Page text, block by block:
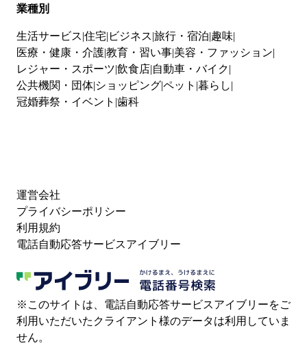
業種別
生活サービス 住宅 ビジネス 旅行・宿泊 趣味
医療・健康・介護教育・習い事 美容・ファッション
レジャー・スポーツ 飲食店 自動車・バイク
公共機関・団体 ショッピングペット 暮らし
冠婚葬祭・イベント 歯科
運営会社
プライバシーポリシー
利用規約
電話自動応答サービスアイブリー
※このサイトは、電話自動応答サービスアイブリーをご
利用いただいたクライアント様のデータは利用していま
せん。